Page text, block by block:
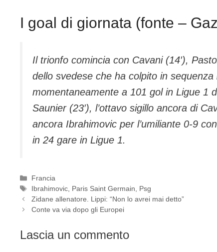
I goal di giornata (fonte –
Il trionfo comincia con Cavani (14′),
dello svedese che ha colpito in sequenza
momentaneamente a 101 gol in Ligue 1
Saunier (23′), l’ottavo sigillo ancora di
ancora Ibrahimovic per l’umiliante 0-9
in 24 gare in Ligue 1.
Categorie
Francia
Tag
Ibrahimovic, Paris Saint Germain, Psg
Zidane allenatore. Lippi: “Non lo avrei mai detto”
Conte va via dopo gli Europei
Lascia un commento